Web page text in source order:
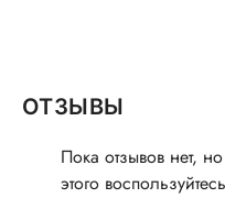
ОТЗЫВЫ
Пока отзывов нет,
этого